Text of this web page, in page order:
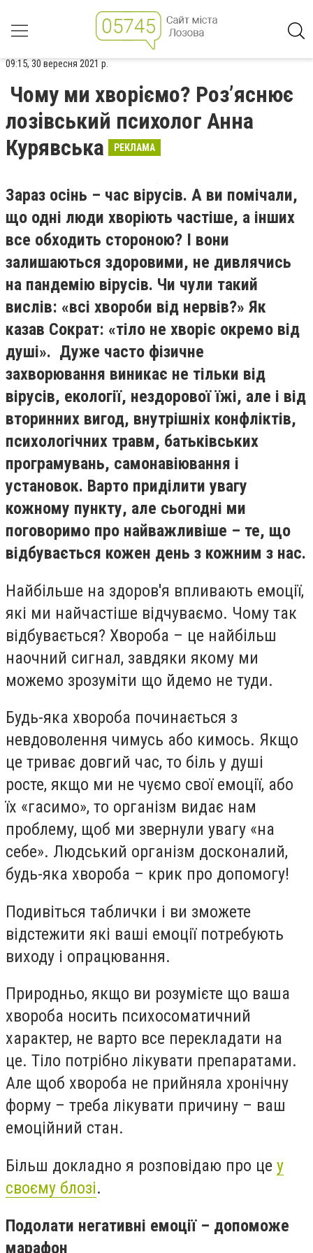
09:15, 30 вересня 2021 р.
Чому ми хворіємо? Роз’яснює
лозівський психолог Анна
Курявська
РЕКЛАМА
Зараз осінь – час вірусів. А ви помічали,
що одні люди хворіють частіше, а інших
все обходить стороною? І вони
залишаються здоровими, не дивлячись
на пандемію вірусів. Чи чули такий
вислів: «всі хвороби від нервів?» Як
казав Сократ: «тіло не хворіє окремо від
душі». Дуже часто фізичне
захворювання виникає не тільки від
вірусів, екології, нездорової їжі, але і від
вторинних вигод, внутрішніх конфліктів,
психологічних травм, батьківських
програмувань, самонавіювання і
установок. Варто приділити увагу
кожному пункту, але сьогодні ми
поговоримо про найважливіше – те, що
відбувається кожен день з кожним з нас.
Найбільше на здоров'я впливають емоції,
які ми найчастіше відчуваємо. Чому так
відбувається? Хвороба – це найбільш
наочний сигнал, завдяки якому ми
можемо зрозуміти що йдемо не туди.
Будь-яка хвороба починається з
невдоволення чимусь або кимось. Якщо
це триває довгий час, то біль у душі
росте, якщо ми не чуємо свої емоції, або
їх «гасимо», то організм видає нам
проблему, щоб ми звернули увагу «на
себе». Людський організм досконалий,
будь-яка хвороба – крик про допомогу!
Подивіться таблички і ви зможете
відстежити які ваші емоції потребують
виходу і опрацювання.
Природньо, якщо ви розумієте що ваша
хвороба носить психосоматичний
характер, не варто все перекладати на
це. Тіло потрібно лікувати препаратами.
Але щоб хвороба не прийняла хронічну
форму – треба лікувати причину – ваш
емоційний стан.
Більш докладно я розповідаю про це у
своєму блозі.
Подолати негативні емоції – допоможе
марафон